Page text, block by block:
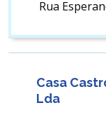
Rua
Casa
Lda